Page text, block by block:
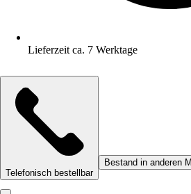
Lieferzeit ca. 7 Werktage
Telefonisch bestellbar
Bestand in anderen